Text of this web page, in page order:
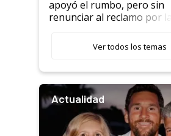
apoyó el rumbo, pero sin
renunciar al reclamo por las
Ver todos los temas
Actualidad